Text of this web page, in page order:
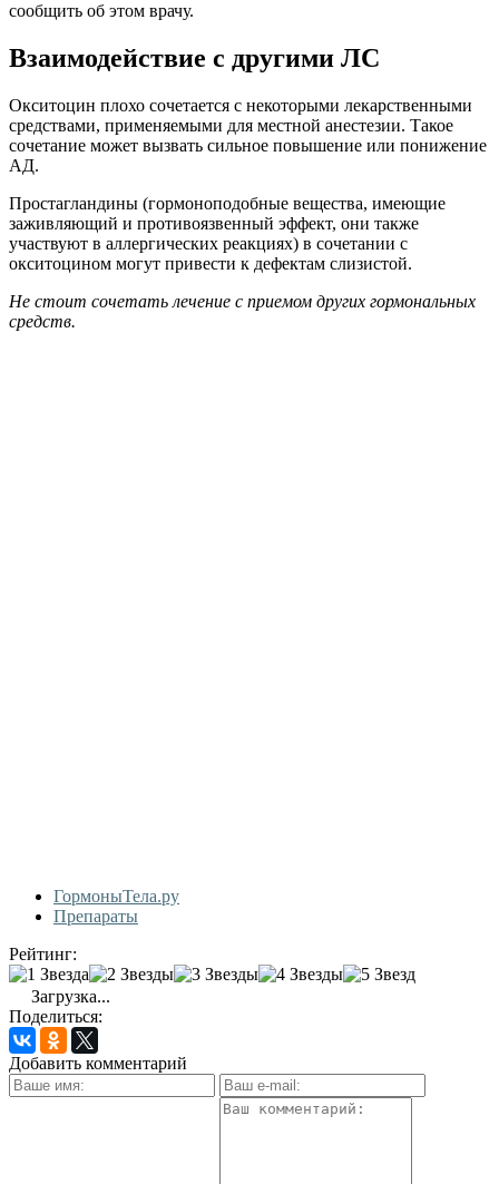
сообщить об этом врачу.
Взаимодействие с другими ЛС
Окситоцин плохо сочетается с некоторыми лекарственными
средствами, применяемыми для местной анестезии. Такое
сочетание может вызвать сильное повышение или понижение
АД.
Простагландины (гормоноподобные вещества, имеющие
заживляющий и противоязвенный эффект, они также
участвуют в аллергических реакциях) в сочетании с
окситоцином могут привести к дефектам слизистой.
Не стоит сочетать лечение с приемом других гормональных
средств.
ГормоныТела.ру
Препараты
Рейтинг:
Загрузка...
Поделиться:
Добавить комментарий